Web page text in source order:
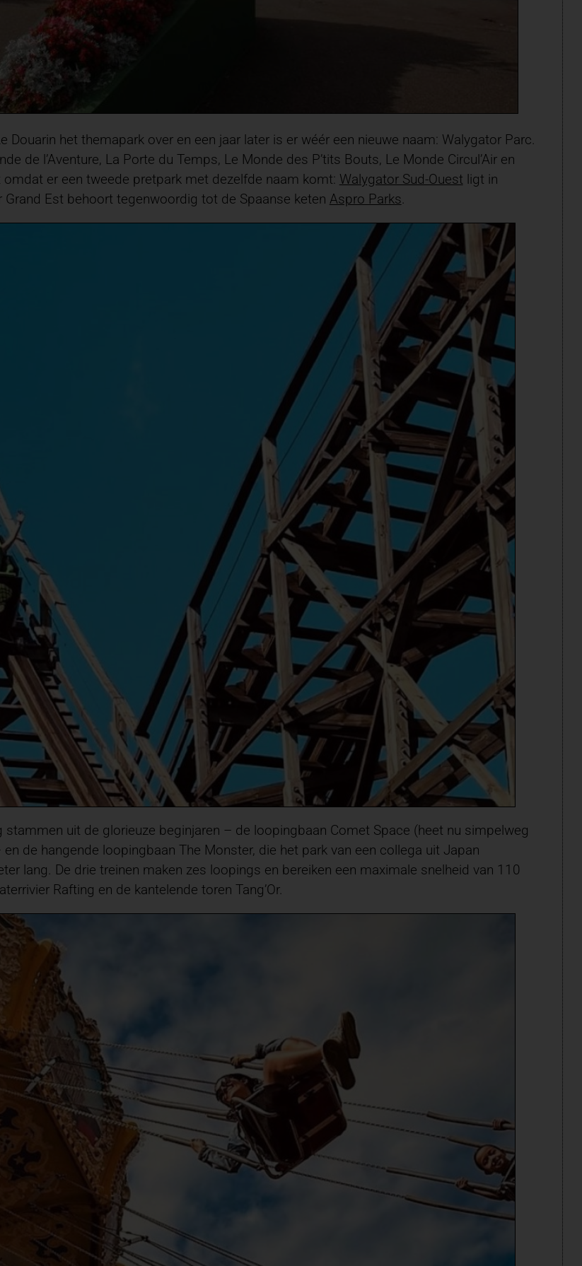
het themapark over en een jaar later is er wéér een nieuwe naam: Walygator Parc.
de l’Aventure, La Porte du Temps, Le Monde des P’tits Bouts, Le Monde Circul’Air en
er een tweede pretpark met dezelfde naam komt: Walygator Sud-Ouest ligt in
Est behoort tegenwoordig tot de Spaanse keten Aspro Parks
uit de glorieuze beginjaren – de loopingbaan Comet Space (heet nu simpelweg
de hangende loopingbaan The Monster, die het park van een collega uit Japan
lang. De drie treinen maken zes loopings en bereiken een maximale snelheid van 110
Rafting en de kantelende toren Tang’Or.